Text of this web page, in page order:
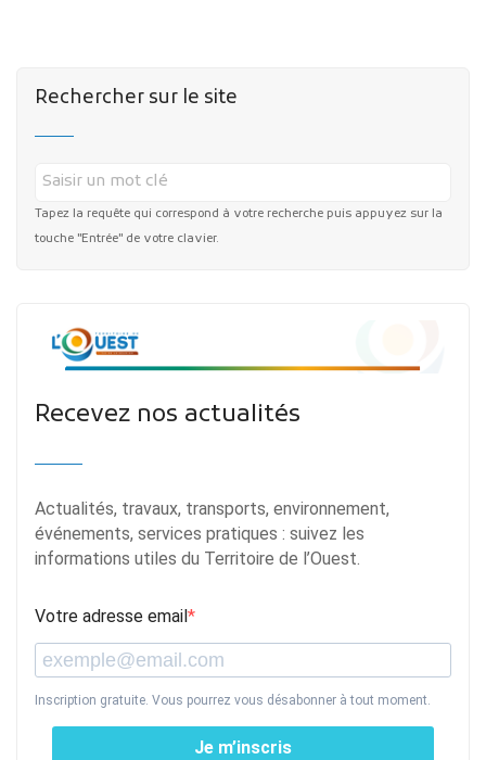
Publicité des actes
Marchés publics
Projets financés par l'Europe
Rechercher sur le site
Tapez la requête qui correspond à votre recherche puis appuyez sur la
touche "Entrée" de votre clavier.
Recevez nos actualités
Actualités, travaux, transports, environnement,
événements, services pratiques : suivez les
informations utiles du Territoire de l’Ouest.
Votre adresse email
Inscription gratuite. Vous pourrez vous désabonner à tout moment.
Je m’inscris